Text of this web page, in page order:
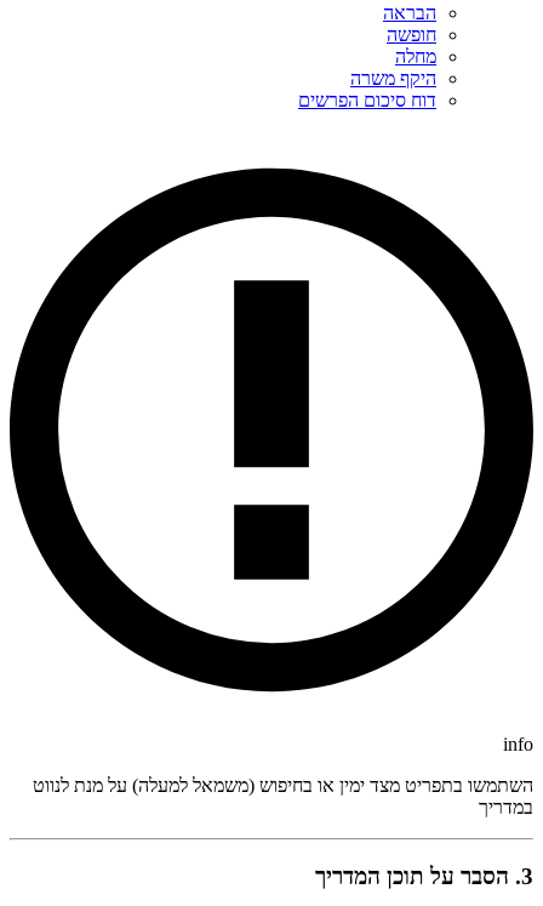
הבראה
חופשה
מחלה
היקף משרה
דוח סיכום הפרשים
info
השתמשו בתפריט מצד ימין או בחיפוש (משמאל למעלה) על מנת לנווט
במדריך
3. הסבר על תוכן המדריך